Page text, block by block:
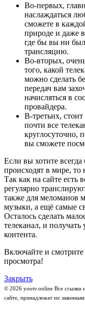
Во-первых,
наслаждаться
сможете в
природе и даже
где бы вы ни
трансляцию.
Во-вторых,
того, какой
можно сделать
передач вам
начисляться в
провайдера.
В-третьих,
почти все
круглосуточно,
вы сможете
Если вы хотите
происходят в мире,
Так как на сайте есть
регулярно
также для меломанов
музыки, а ещё самые
Осталось сделать
телеканал, и получать
контента.
Включайте и
просмотра!
Закрыть
© 2026 yootv.online Все ссылки
сайте, принадлежат их законным